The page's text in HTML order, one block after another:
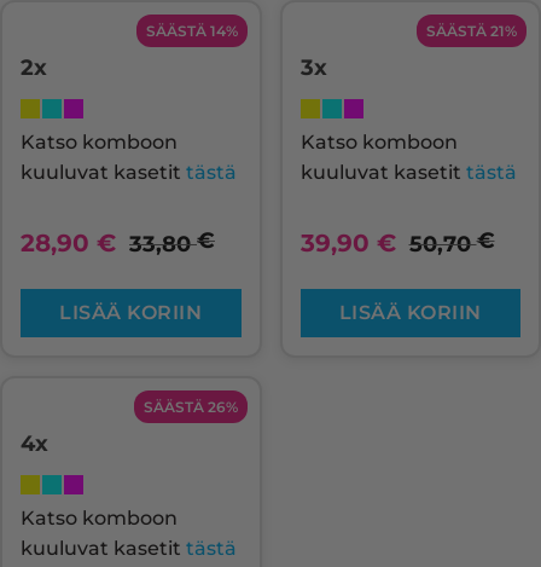
SÄÄSTÄ 14%
2x
Katso komboon
kuuluvat kasetit tästä
28,90 € 33,80€
LISÄÄ KORIIN
SÄÄSTÄ 21%
3x
Katso komboon
kuuluvat kasetit tästä
39,90 € 50,70€
LISÄÄ KORIIN
SÄÄSTÄ 26%
4x
Katso komboon
kuuluvat kasetit tästä